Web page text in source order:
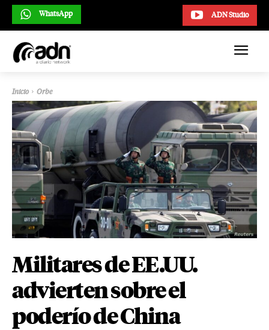
ADN Studio
WhatsApp
Inicio Orbe
Militares de EE.UU.
advierten sobre el
poderío de China